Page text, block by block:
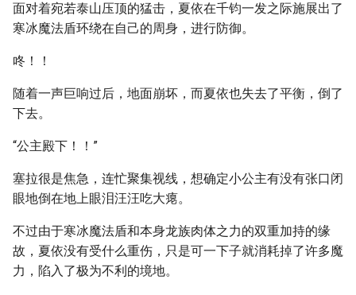
面对着宛若泰山压顶的猛击，夏依在千钧一发之际施展出了
寒冰魔法盾环绕在自己的周身，进行防御。
咚！！
随着一声巨响过后，地面崩坏，而夏依也失去了平衡，倒了
下去。
“公主殿下！！”
塞拉很是焦急，连忙聚集视线，想确定小公主有没有张口闭
眼地倒在地上眼泪汪汪吃大瘪。
不过由于寒冰魔法盾和本身龙族肉体之力的双重加持的缘
故，夏依没有受什么重伤，只是可一下子就消耗掉了许多魔
力，陷入了极为不利的境地。